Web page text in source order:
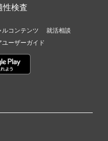
性検査
ルコンテンツ
就活相談
ーザーガイド